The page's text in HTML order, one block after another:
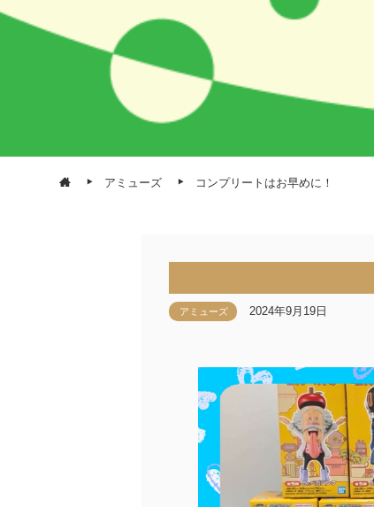
アミューズ コンプリートはお早めに！
アミューズ 2024年9月19日